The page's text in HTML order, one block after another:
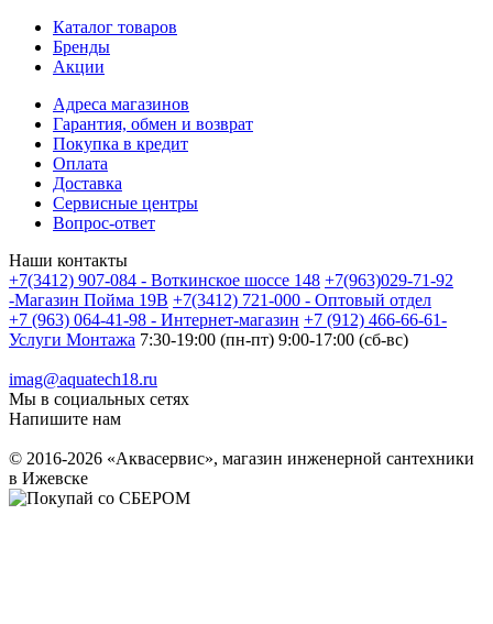
Каталог товаров
Бренды
Акции
Адреса магазинов
Гарантия, обмен и возврат
Покупка в кредит
Оплата
Доставка
Сервисные центры
Вопрос-ответ
Наши контакты
+7(3412) 907-084 - Воткинское шоссе 148 +7(963)029-71-92
-Магазин Пойма 19В +7(3412) 721-000 - Оптовый отдел
+7 (963) 064-41-98 - Интернет-магазин +7 (912) 466-66-61-
Услуги Монтажа 7:30-19:00 (пн-пт) 9:00-17:00 (сб-вс)
imag@aquatech18.ru
Мы в социальных сетях
Напишите нам
© 2016-2026 «Аквасервис», магазин инженерной сантехники
в Ижевске